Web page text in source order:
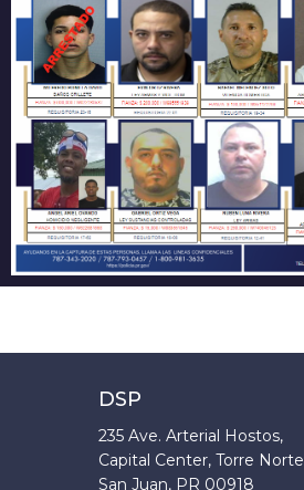
DSP
235 Ave. Arterial Hostos,
Capital Center, Torre Norte
San Juan, PR 00918